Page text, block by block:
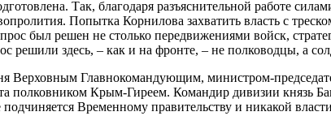
Так, благодаря разъяснительной работе
Попытка Корнилова захватить власть с
был решен не столько передвижениями войск,
решили здесь, – как и на фронте, – не полководцы, а
Верховным Главнокомандующим, министром-
полковником Крым-Гиреем. Командир дивизии князь
Временному правительству и никакой